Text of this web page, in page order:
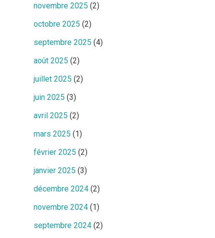
novembre 2025 (2)
octobre 2025 (2)
septembre 2025 (4)
août 2025 (2)
juillet 2025 (2)
juin 2025 (3)
avril 2025 (2)
mars 2025 (1)
février 2025 (2)
janvier 2025 (3)
décembre 2024 (2)
novembre 2024 (1)
septembre 2024 (2)